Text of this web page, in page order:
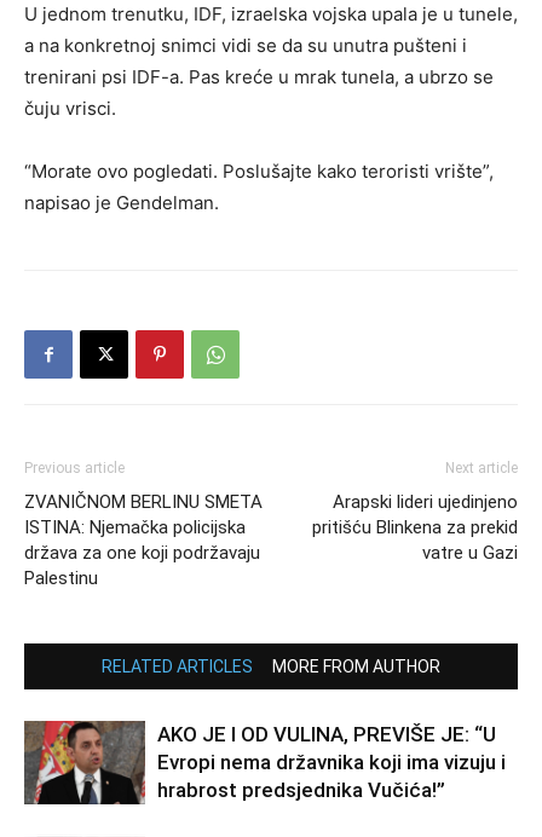
U jednom trenutku, IDF, izraelska vojska upala je u tunele,
a na konkretnoj snimci vidi se da su unutra pušteni i
trenirani psi IDF-a. Pas kreće u mrak tunela, a ubrzo se
čuju vrisci.
“Morate ovo pogledati. Poslušajte kako teroristi vrište”,
napisao je Gendelman.
Previous article
ZVANIČNOM BERLINU SMETA
ISTINA: Njemačka policijska
država za one koji podržavaju
Palestinu
Next article
Arapski lideri ujedinjeno
pritišću Blinkena za prekid
vatre u Gazi
RELATED ARTICLES MORE FROM AUTHOR
AKO JE I OD VULINA, PREVIŠE JE: “U
Evropi nema državnika koji ima vizuju i
hrabrost predsjednika Vučića!”